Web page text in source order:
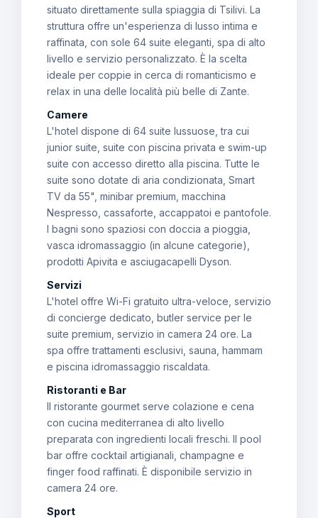
situato direttamente sulla spiaggia di Tsilivi. La
struttura offre un'esperienza di lusso intima e
raffinata, con sole 64 suite eleganti, spa di alto
livello e servizio personalizzato. È la scelta
ideale per coppie in cerca di romanticismo e
relax in una delle località più belle di Zante.
Camere
L'hotel dispone di 64 suite lussuose, tra cui
junior suite, suite con piscina privata e swim-up
suite con accesso diretto alla piscina. Tutte le
suite sono dotate di aria condizionata, Smart
TV da 55", minibar premium, macchina
Nespresso, cassaforte, accappatoi e pantofole.
I bagni sono spaziosi con doccia a pioggia,
vasca idromassaggio (in alcune categorie),
prodotti Apivita e asciugacapelli Dyson.
Servizi
L'hotel offre Wi-Fi gratuito ultra-veloce, servizio
di concierge dedicato, butler service per le
suite premium, servizio in camera 24 ore. La
spa offre trattamenti esclusivi, sauna, hammam
e piscina idromassaggio riscaldata.
Ristoranti e Bar
Il ristorante gourmet serve colazione e cena
con cucina mediterranea di alto livello
preparata con ingredienti locali freschi. Il pool
bar offre cocktail artigianali, champagne e
finger food raffinati. È disponibile servizio in
camera 24 ore.
Sport